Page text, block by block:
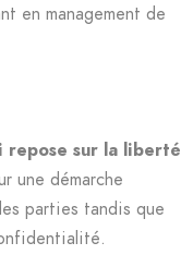
en management de
repose sur la liberté
une démarche
parties tandis que